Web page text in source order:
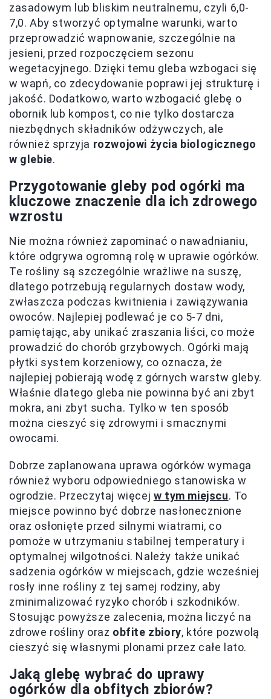
zasadowym lub bliskim neutralnemu, czyli 6,0-
7,0. Aby stworzyć optymalne warunki, warto
przeprowadzić wapnowanie, szczególnie na
jesieni, przed rozpoczęciem sezonu
wegetacyjnego. Dzięki temu gleba wzbogaci się
w wapń, co zdecydowanie poprawi jej strukturę i
jakość. Dodatkowo, warto wzbogacić glebę o
obornik lub kompost, co nie tylko dostarcza
niezbędnych składników odżywczych, ale
również sprzyja rozwojowi życia biologicznego
w glebie.
Przygotowanie gleby pod ogórki ma
kluczowe znaczenie dla ich zdrowego
wzrostu
Nie można również zapominać o nawadnianiu,
które odgrywa ogromną rolę w uprawie ogórków.
Te rośliny są szczególnie wrażliwe na suszę,
dlatego potrzebują regularnych dostaw wody,
zwłaszcza podczas kwitnienia i zawiązywania
owoców. Najlepiej podlewać je co 5-7 dni,
pamiętając, aby unikać zraszania liści, co może
prowadzić do chorób grzybowych. Ogórki mają
płytki system korzeniowy, co oznacza, że
najlepiej pobierają wodę z górnych warstw gleby.
Właśnie dlatego gleba nie powinna być ani zbyt
mokra, ani zbyt sucha. Tylko w ten sposób
można cieszyć się zdrowymi i smacznymi
owocami.
Dobrze zaplanowana uprawa ogórków wymaga
również wyboru odpowiedniego stanowiska w
ogrodzie. Przeczytaj więcej w tym miejscu. To
miejsce powinno być dobrze nasłonecznione
oraz osłonięte przed silnymi wiatrami, co
pomoże w utrzymaniu stabilnej temperatury i
optymalnej wilgotności. Należy także unikać
sadzenia ogórków w miejscach, gdzie wcześniej
rosły inne rośliny z tej samej rodziny, aby
zminimalizować ryzyko chorób i szkodników.
Stosując powyższe zalecenia, można liczyć na
zdrowe rośliny oraz obfite zbiory, które pozwolą
cieszyć się własnymi plonami przez całe lato.
Jaką glebę wybrać do uprawy
ogórków dla obfitych zbiorów?